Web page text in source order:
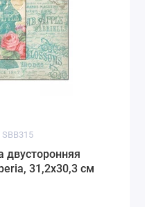
двусторонняя
31,2х30,3 см